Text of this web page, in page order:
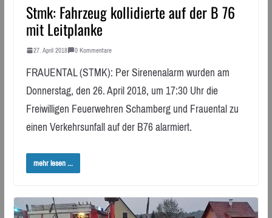
Stmk: Fahrzeug kollidierte auf der B 76
mit Leitplanke
27. April 2018 0 Kommentare
FRAUENTAL (STMK): Per Sirenenalarm wurden am
Donnerstag, den 26. April 2018, um 17:30 Uhr die
Freiwilligen Feuerwehren Schamberg und Frauental zu
einen Verkehrsunfall auf der B76 alarmiert.
mehr lesen ...